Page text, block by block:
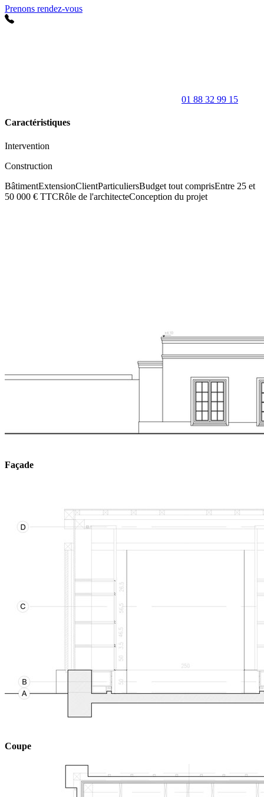
Prenons rendez-vous
01 88 32 99 15
Caractéristiques
Intervention
Construction
BâtimentExtensionClientParticuliersBudget tout comprisEntre 25 et
50 000 € TTCRôle de l'architecteConception du projet
Façade
Coupe